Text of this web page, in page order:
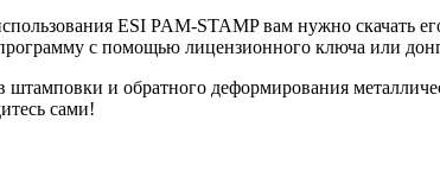
ESI PAM-STAMP вам нужно скачать
с помощью лицензионного ключа или
и обратного деформирования
сами!